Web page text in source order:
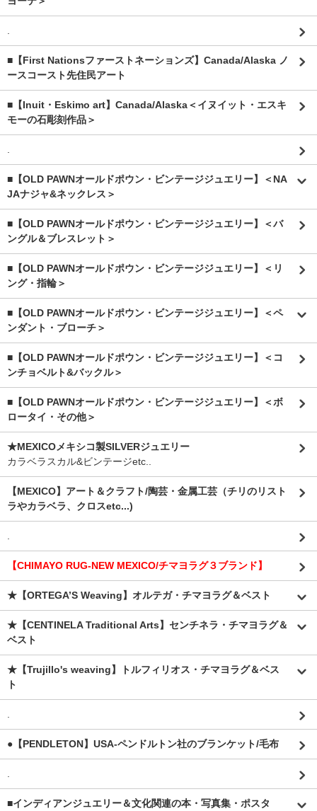
■【First Nationsファーストネーションズ】Canada/Alaska ノ
ースコースト先住民アート
■【Inuit・Eskimo art】Canada/Alaska＜イヌイット・エスキ
モーの石彫刻作品＞
■【OLD PAWNオールドポウン・ビンテージジュエリー】＜NA
JAナジャ&ネックレス＞
■【OLD PAWNオールドポウン・ビンテージジュエリー】＜バ
ングル＆ブレスレット＞
■【OLD PAWNオールドポウン・ビンテージジュエリー】＜リ
ング・指輪＞
■【OLD PAWNオールドポウン・ビンテージジュエリー】＜ペ
ンダント・ブローチ＞
■【OLD PAWNオールドポウン・ビンテージジュエリー】＜コ
ンチョベルト&バックル＞
■【OLD PAWNオールドポウン・ビンテージジュエリー】＜ボ
ロータイ・その他＞
★MEXICOメキシコ製SILVERジュエリー
カラベラスカル&ビンテージetc..
【MEXICO】アート＆クラフト/陶芸・金属工芸（チリのリスト
ラやカラベラ、クロスetc...)
【CHIMAYO RUG-NEW MEXICO/チマヨラグ３ブランド】
★【ORTEGA’S Weaving】オルテガ・チマヨラグ＆ベスト
★【CENTINELA Traditional Arts】センチネラ・チマヨラグ＆
ベスト
★【Trujillo's weaving】トルフィリオス・チマヨラグ＆ベス
ト
●【PENDLETON】USA-ペンドルトン社のブランケット/毛布
■インディアンジュエリー＆文化関連の本・写真集・ポスタ